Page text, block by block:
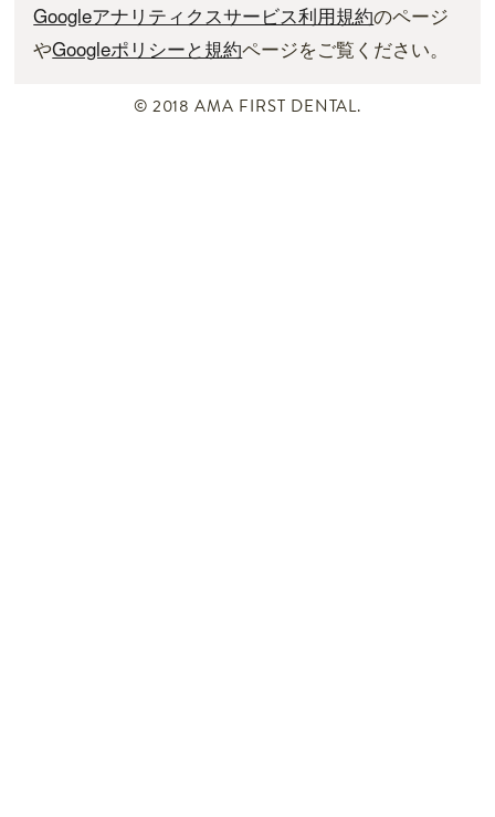
Googleアナリティクスサービス利用規約のページ
やGoogleポリシーと規約ページをご覧ください。
© 2018 AMA FIRST DENTAL.